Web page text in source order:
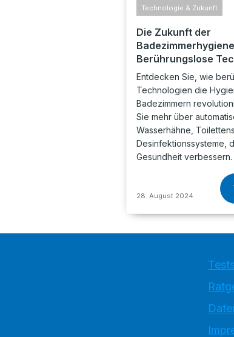
Technologie & Zukunft
Die Zukunft der
Berührungslose
Entdecken Sie, wie
Technologien die
Badezimmern
Sie mehr über
Wasserhähne,
Desinfektionssysteme,
Gesundheit verbessern.
28. August 2024